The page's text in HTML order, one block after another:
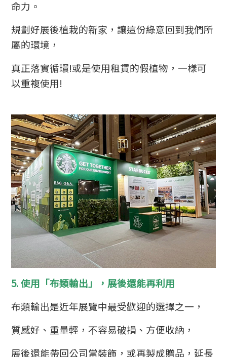
命力。
規劃好展後植栽的新家，讓這份綠意回到我們所
屬的環境，
真正落實循環!或是使用租賃的假植物，一樣可
以重複使用!
5. 使用「布類輸出」，展後還能再利用
布類輸出是近年展覽中最受歡迎的選擇之一，
質感好、重量輕，不容易破損、方便收納，
展後還能帶回公司當裝飾，或再製成贈品，延長